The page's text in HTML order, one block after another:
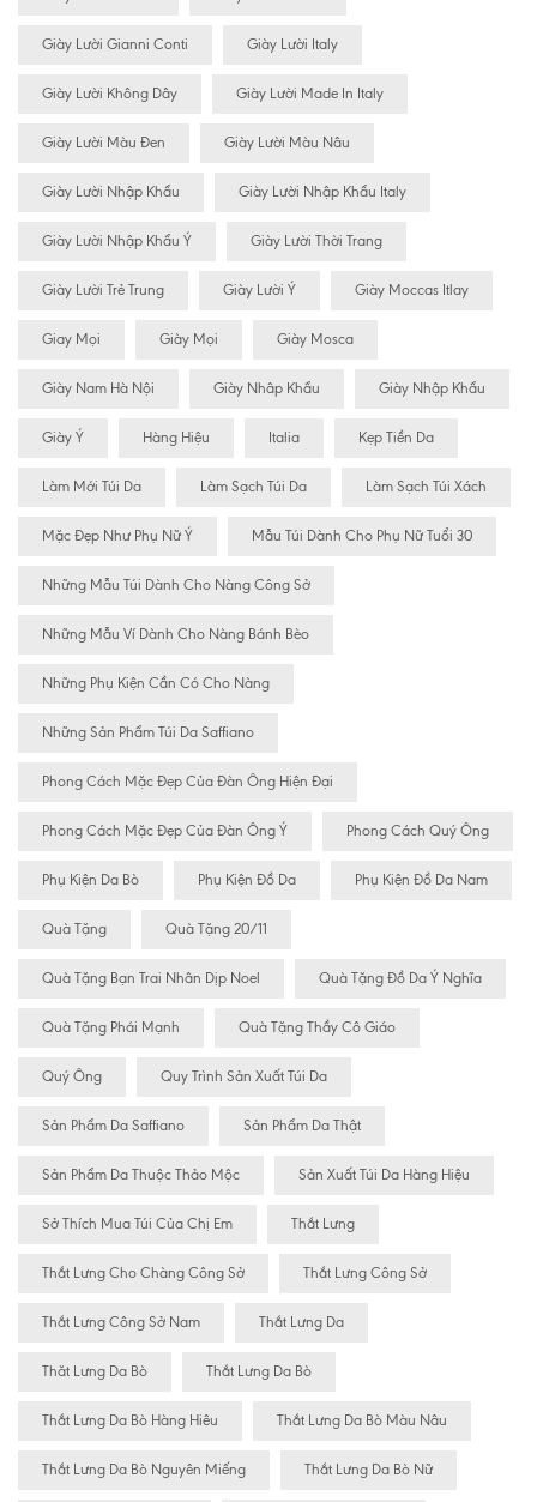
Giày Lười Gianni Conti Giày Lười Italy
Giày Lười Không Dây Giày Lười Made In Italy
Giày Lười Màu Đen Giày Lười Màu Nâu
Giày Lười Nhập Khẩu Giày Lười Nhập Khẩu Italy
Giày Lười Nhập Khẩu Ý Giày Lười Thời Trang
Giày Lười Trẻ Trung Giày Lười Ý Giày Moccas Itlay
Giay Mọi Giày Mọi Giày Mosca
Giày Nam Hà Nội Giày Nhâp Khẩu Giày Nhập Khẩu
Giày Ý Hàng Hiệu Italia Kẹp Tiền Da
Làm Mới Túi Da Làm Sạch Túi Da Làm Sạch Túi Xách
Mặc Đẹp Như Phụ Nữ Ý Mẫu Túi Dành Cho Phụ Nữ Tuổi 30
Những Mẫu Túi Dành Cho Nàng Công Sở
Những Mẫu Ví Dành Cho Nàng Bánh Bèo
Những Phụ Kiện Cần Có Cho Nàng
Những Sản Phẩm Túi Da Saffiano
Phong Cách Mặc Đẹp Của Đàn Ông Hiện Đại
Phong Cách Mặc Đẹp Của Đàn Ông Ý Phong Cách Quý Ông
Phụ Kiện Da Bò Phụ Kiện Đồ Da Phụ Kiện Đồ Da Nam
Quà Tặng Quà Tặng 20/11
Quà Tặng Bạn Trai Nhân Dịp Noel Quà Tặng Đồ Da Ý Nghĩa
Quà Tặng Phái Mạnh Quà Tặng Thầy Cô Giáo
Quý Ông Quy Trình Sản Xuất Túi Da
Sản Phẩm Da Saffiano Sản Phẩm Da Thật
Sản Phẩm Da Thuộc Thảo Mộc Sản Xuất Túi Da Hàng Hiệu
Sở Thích Mua Túi Của Chị Em Thắt Lưng
Thắt Lưng Cho Chàng Công Sở Thắt Lưng Công Sở
Thắt Lưng Công Sở Nam Thắt Lưng Da
Thăt Lưng Da Bò Thắt Lưng Da Bò
Thắt Lưng Da Bò Hàng Hiêu Thắt Lưng Da Bò Màu Nâu
Thắt Lưng Da Bò Nguyên Miếng Thắt Lưng Da Bò Nữ